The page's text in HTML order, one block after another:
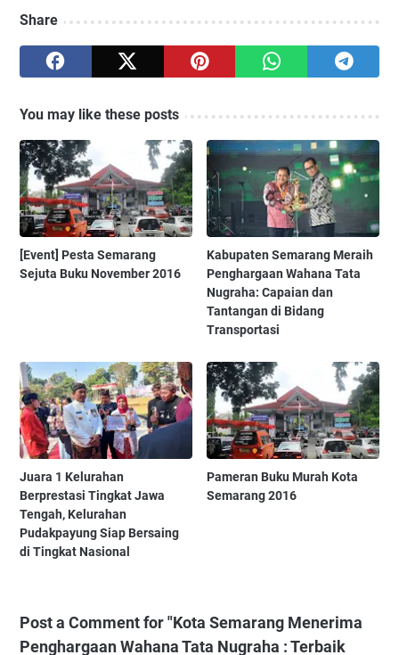
Share
You may like these posts
[Event] Pesta Semarang
Sejuta Buku November 2016
Kabupaten Semarang Meraih
Penghargaan Wahana Tata
Nugraha: Capaian dan
Tantangan di Bidang
Transportasi
Juara 1 Kelurahan
Berprestasi Tingkat Jawa
Tengah, Kelurahan
Pudakpayung Siap Bersaing
di Tingkat Nasional
Pameran Buku Murah Kota
Semarang 2016
Post a Comment for "Kota Semarang Menerima
Penghargaan Wahana Tata Nugraha : Terbaik